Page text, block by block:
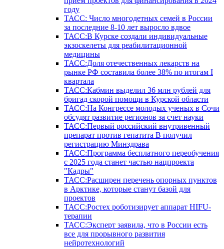
году
ТАСС: Число многодетных семей в России
за последние 8-10 лет выросло вдвое
ТАСС:В Курске создали индивидуальные
экзоскелеты для реабилитационной
медицины
ТАСС:Доля отечественных лекарств на
рынке РФ составила более 38% по итогам I
квартала
ТАСС:Кабмин выделил 36 млн рублей для
бригад скорой помощи в Курской области
ТАСС:На Конгрессе молодых ученых в Сочи
обсудят развитие регионов за счет науки
ТАСС:Первый российский внутривенный
препарат против гепатита В получил
регистрацию Минздрава
ТАСС:Программа бесплатного переобучения
с 2025 года станет частью нацпроекта
"Кадры"
ТАСС:Расширен перечень опорных пунктов
в Арктике, которые станут базой для
проектов
ТАСС:Ростех роботизирует аппарат HIFU-
терапии
ТАСС:Эксперт заявила, что в России есть
все для прорывного развития
нейротехнологий